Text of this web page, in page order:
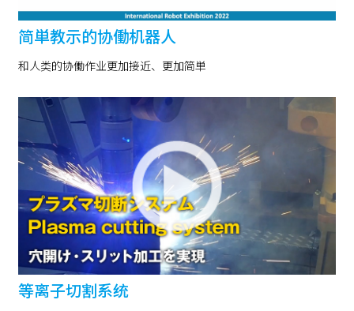
简単教示的协働机器人
和人类的协働作业更加接近、更加简単
等离子切割系统